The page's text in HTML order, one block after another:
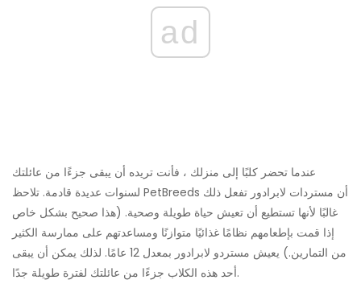
ad
عندما تحضر كلبًا إلى منزلك ، فأنت تريده أن يبقى جزءًا من عائلتك
لسنوات عديدة قادمة. تلاحظ PetBreeds أن مستردات لابرادور تفعل ذلك
غالبًا لأنها تستطيع أن تعيش حياة طويلة وصحية. (هذا صحيح بشكل خاص
إذا قمت بإطعامهم نظامًا غذائيًا متوازنًا ومساعدتهم على ممارسة الكثير
من التمارين.) يعيش مستردو لابرادور بمعدل 12 عامًا. لذلك يمكن أن يبقى
أحد هذه الكلاب جزءًا من عائلتك لفترة طويلة جدًا.